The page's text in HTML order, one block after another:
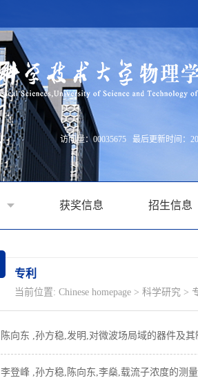
访问量：00035675 最后更新时间：
获奖信息 招生信息
专利
当前位置: Chinese homepage > 科学研究 >
陈向东 ,孙方稳,发明,对微波场局域的器件及其
李登峰 ,孙方稳,陈向东,李燊,载流子浓度的测量